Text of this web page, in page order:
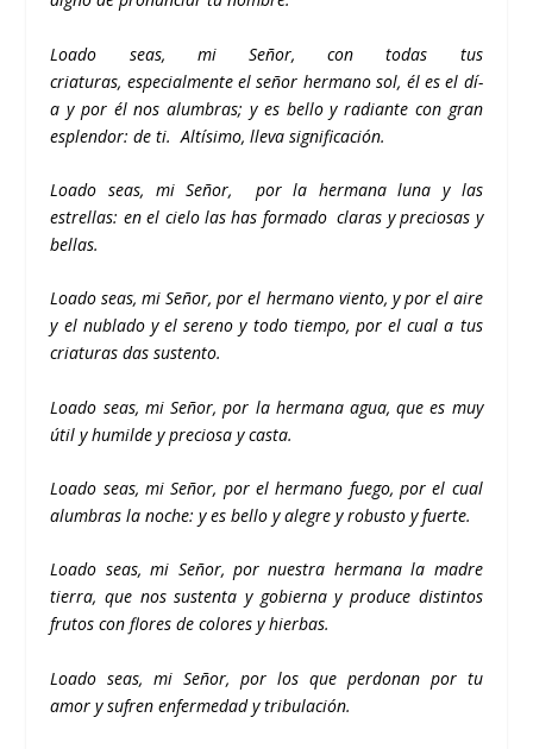
Loado seas, mi Señor, con todas tus
criaturas, especialmente el señor hermano sol, él es el dí­
a y por él nos alumbras; y es bello y radiante con gran
esplendor: de ti. Altí­simo, lleva significación.
Loado seas, mi Señor, por la hermana luna y las
estrellas: en el cielo las has formadoclaras y preciosas y
bellas.
Loado seas, mi Señor, por el hermano viento, y por el aire
y el nublado y el sereno y todo tiempo, por el cual a tus
criaturas das sustento.
Loado seas, mi Señor, por la hermana agua,que es muy
útil y humilde y preciosa y casta.
Loado seas, mi Señor, por el hermano fuego, por el cual
alumbras la noche:y es bello y alegre y robusto y fuerte.
Loado seas, mi Señor, por nuestra hermana la madre
tierra,que nos sustenta y gobiernay produce distintos
frutoscon flores de colores y hierbas.
Loado seas, mi Señor,por los que perdonan por tu
amory sufren enfermedad y tribulación.